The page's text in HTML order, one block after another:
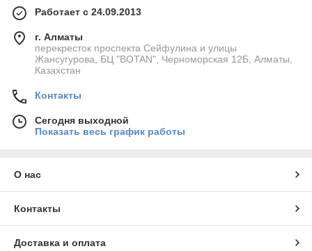
Работает с 24.09.2013
г. Алматы
перекресток проспекта Сейфулина и улицы
Жансугурова, БЦ "BOTAN", Черноморская 12Б, Алматы,
Казахстан
Контакты
Сегодня выходной
Показать весь график работы
О нас
Контакты
Доставка и оплата